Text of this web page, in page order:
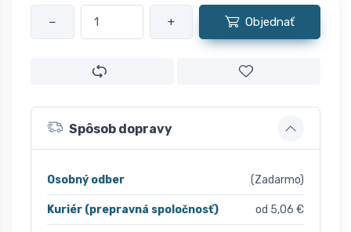
− + Objednať
Spôsob dopravy
Osobný odber (Zadarmo)
Kuriér (prepravná spoločnosť) od 5,06 €